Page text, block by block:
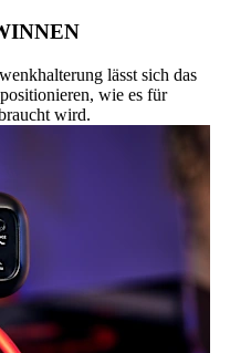
lässt sich das
wie es für
wird.